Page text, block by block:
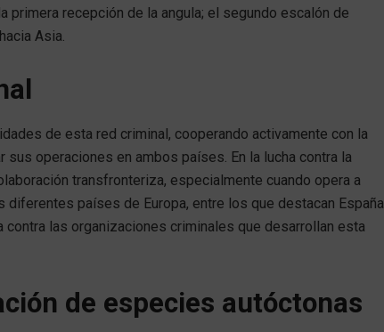
primera recepción de la angula; el segundo escalón de
Asia.
de esta red criminal, cooperando activamente con la
operaciones en ambos países. En la lucha contra la
transfronteriza, especialmente cuando opera a
diferentes países de Europa, entre los que destacan España
contra las organizaciones criminales que desarrollan esta
de especies autóctonas